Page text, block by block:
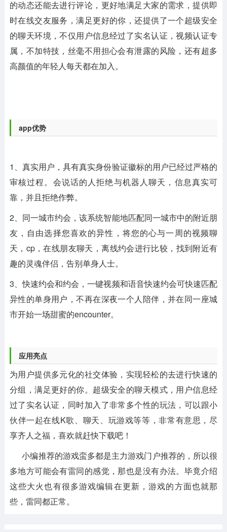
的动态还能去进行评论，更好地满足大家的需求，提供即
时在线交友服务，满足更好的你，还提供了一个超级安全
的聊天环境，不仅用户信息经过了实名认证，视频认证专
属，不加特技，丝毫不用担心会有泄露的风险，还有超多
高颜值的年轻人每天都在加入。
app优势
1、真实用户，具有真实身份验证徽标的用户已经过严格的
审核过程。会说话的人拒绝与机器人聊天，信息真实可
靠，并且拒绝作弊。
2、 同一城市约会，该系统智能地匹配同一城市中的附近朋
友，自由选择您喜欢的异性，将您的心与一周的视频聊
天，cp，在线朋友聊天，离线约会进行比较，找到附近有
趣的灵魂伴侣，告别单身人士。
3、快速约会和约会，一键视频和语音快速约会可快速匹配
异性的单身用户，不再在深夜一个人陪伴，并在同一座城
市开始一场甜蜜的encounter。
应用亮点
为用户提供多元化的社交体验，实现轻松的去进行快速的
分组，满足更好的你。超级安全的聊天模式，用户信息经
过了实名认证，同时加入了非常多个性的玩法，可以跟小
伙伴一起在线K歌、聊天、玩游戏等等，非常有意思，尽
享齐人之福，喜欢就赶快下载吧！
小编推荐的游戏蛮多都是主力游戏门户推荐的，所以很
多地方可能会有雷同的感觉，那也是没有办法。毕竟介绍
这些大火也有很多游戏编辑在更新，游戏的方面也就那
些，雷同都正常。